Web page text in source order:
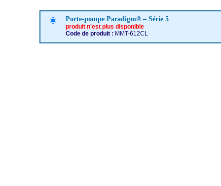
Porte-pompe Paradigm® – Série 5
produit n'est plus disponible
Code de produit : MMT-612CL